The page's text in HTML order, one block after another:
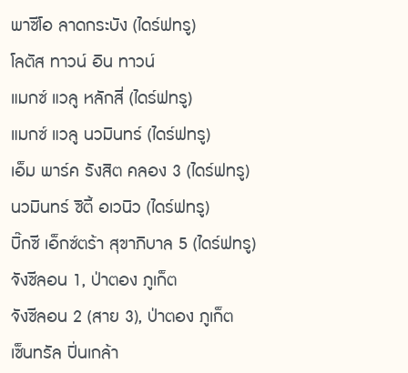
พาซีโอ ลาดกระบัง (ไดร์ฟทรู)
โลตัส ทาวน์ อิน ทาวน์
แมกซ์ แวลู หลักสี่ (ไดร์ฟทรู)
แมกซ์ แวลู นวมินทร์ (ไดร์ฟทรู)
เอ็ม พาร์ค รังสิต คลอง 3 (ไดร์ฟทรู)
นวมินทร์ ซิตี้ อเวนิว (ไดร์ฟทรู)
บิ๊กซี เอ็กซ์ตร้า สุขาภิบาล 5 (ไดร์ฟทรู)
จังซีลอน 1, ป่าตอง ภูเก็ต
จังซีลอน 2 (สาย 3), ป่าตอง ภูเก็ต
เซ็นทรัล ปิ่นเกล้า